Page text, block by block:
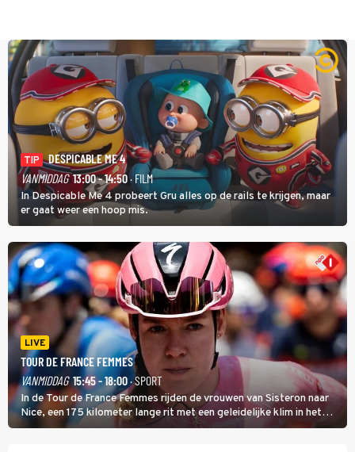
TIP
DESPICABLE ME 4
VANMIDDAG 13:00 - 14:50· FILM
In Despicable Me 4 probeert Gru alles op de rails te krijgen, maar
er gaat weer een hoop mis.
LIVE
TOUR DE FRANCE FEMMES
VANMIDDAG 15:45 - 18:00· SPORT
In de Tour de France Femmes rijden de vrouwen van Sisteron naar
Nice, een 175 kilometer lange rit met een geleidelijke klim in het
midden. Dat is mogelijk niet de zwaarste hindernis, dat is de